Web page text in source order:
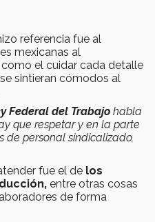
referencia fue al
mexicanas al
el cuidar cada detalle
sintieran cómodos al
Federal del Trabajo habla
que respetar y en la parte
personal sindicalizado,
fue el de los
entre otras cosas
de forma